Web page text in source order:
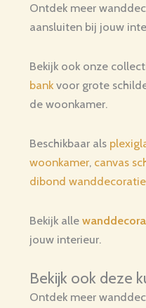
Ontdek meer
aansluiten bij jouw
Bekijk ook onze
bankvoor grote
de woonkamer.
Beschikbaar als
woonkamer, canvas
dibond wanddecoratie
Bekijk alle
jouw interieur.
Bekijk ook deze
Ontdek meer